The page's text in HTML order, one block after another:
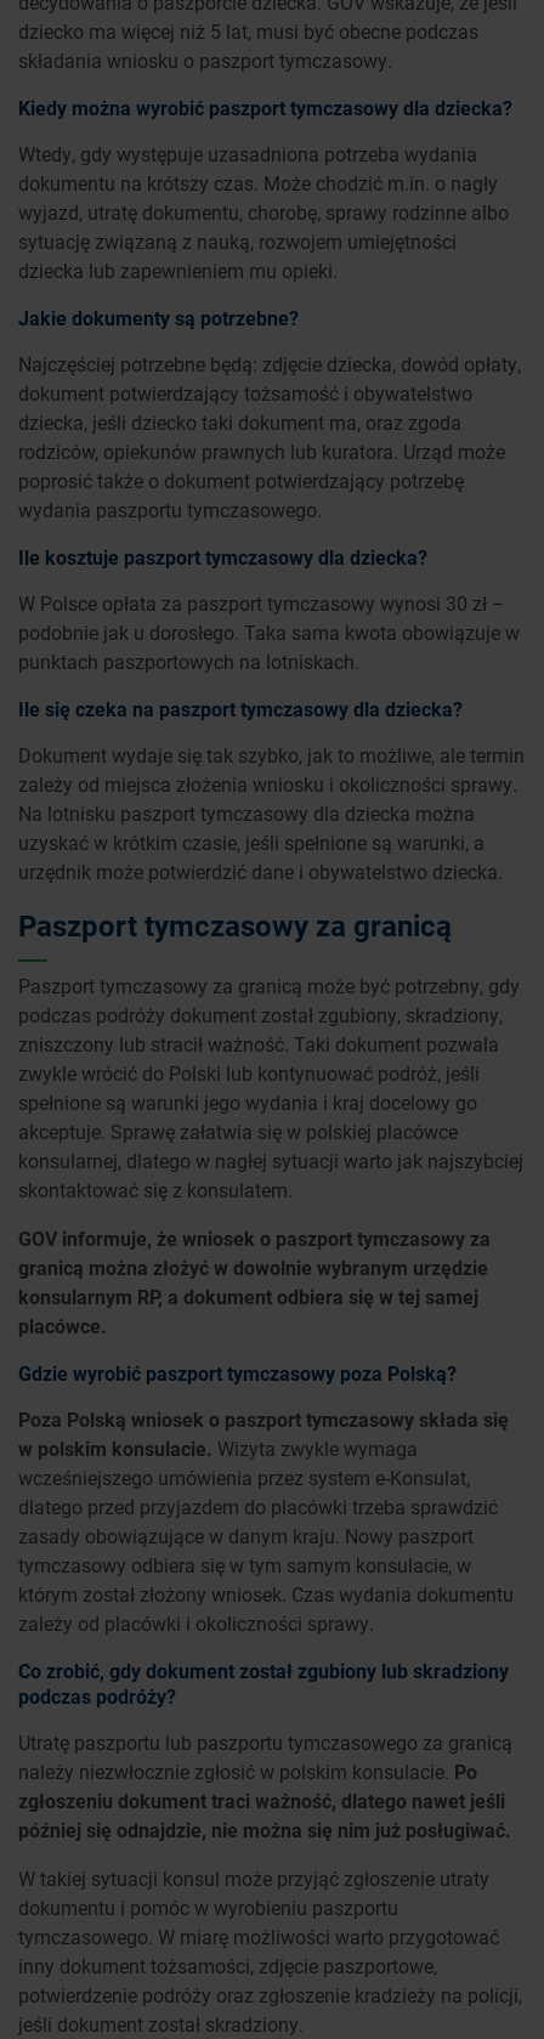
dziecko ma więcej niż 5 lat, musi być obecne podczas
składania wniosku o paszport tymczasowy.
Kiedy można wyrobić paszport tymczasowy dla dziecka?
Wtedy, gdy występuje uzasadniona potrzeba wydania
dokumentu na krótszy czas. Może chodzić m.in. o nagły
wyjazd, utratę dokumentu, chorobę, sprawy rodzinne albo
sytuację związaną z nauką, rozwojem umiejętności
dziecka lub zapewnieniem mu opieki.
Jakie dokumenty są potrzebne?
Najczęściej potrzebne będą: zdjęcie dziecka, dowód opłaty,
dokument potwierdzający tożsamość i obywatelstwo
dziecka, jeśli dziecko taki dokument ma, oraz zgoda
rodziców, opiekunów prawnych lub kuratora. Urząd może
poprosić także o dokument potwierdzający potrzebę
wydania paszportu tymczasowego.
Ile kosztuje paszport tymczasowy dla dziecka?
W Polsce opłata za paszport tymczasowy wynosi 30 zł –
podobnie jak u dorosłego. Taka sama kwota obowiązuje w
punktach paszportowych na lotniskach.
Ile się czeka na paszport tymczasowy dla dziecka?
Dokument wydaje się tak szybko, jak to możliwe, ale termin
zależy od miejsca złożenia wniosku i okoliczności sprawy.
Na lotnisku paszport tymczasowy dla dziecka można
uzyskać w krótkim czasie, jeśli spełnione są warunki, a
urzędnik może potwierdzić dane i obywatelstwo dziecka.
Paszport tymczasowy za granicą
Paszport tymczasowy za granicą może być potrzebny, gdy
podczas podróży dokument został zgubiony, skradziony,
zniszczony lub stracił ważność. Taki dokument pozwala
zwykle wrócić do Polski lub kontynuować podróż, jeśli
spełnione są warunki jego wydania i kraj docelowy go
akceptuje. Sprawę załatwia się w polskiej placówce
konsularnej, dlatego w nagłej sytuacji warto jak najszybciej
skontaktować się z konsulatem.
GOV informuje, że wniosek o paszport tymczasowy za
granicą można złożyć w dowolnie wybranym urzędzie
konsularnym RP, a dokument odbiera się w tej samej
placówce.
Gdzie wyrobić paszport tymczasowy poza Polską?
Poza Polską wniosek o paszport tymczasowy składa się
w polskim konsulacie. Wizyta zwykle wymaga
wcześniejszego umówienia przez system e-Konsulat,
dlatego przed przyjazdem do placówki trzeba sprawdzić
zasady obowiązujące w danym kraju. Nowy paszport
tymczasowy odbiera się w tym samym konsulacie, w
którym został złożony wniosek. Czas wydania dokumentu
zależy od placówki i okoliczności sprawy.
Co zrobić, gdy dokument został zgubiony lub skradziony
podczas podróży?
Utratę paszportu lub paszportu tymczasowego za granicą
należy niezwłocznie zgłosić w polskim konsulacie. Po
zgłoszeniu dokument traci ważność, dlatego nawet jeśli
później się odnajdzie, nie można się nim już posługiwać.
W takiej sytuacji konsul może przyjąć zgłoszenie utraty
dokumentu i pomóc w wyrobieniu paszportu
tymczasowego. W miarę możliwości warto przygotować
inny dokument tożsamości, zdjęcie paszportowe,
potwierdzenie podróży oraz zgłoszenie kradzieży na policji,
jeśli dokument został skradziony.